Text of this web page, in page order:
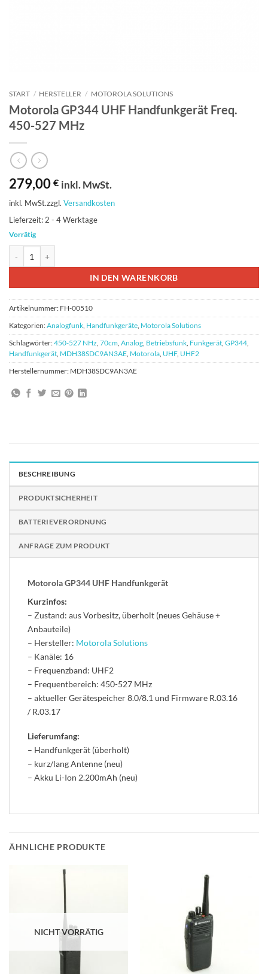
START / HERSTELLER / MOTOROLA SOLUTIONS
Motorola GP344 UHF Handfunkgerät Freq.
450-527 MHz
279,00 € inkl. MwSt.
inkl. MwSt.zzgl. Versandkosten
Lieferzeit: 2 - 4 Werktage
Vorrätig
IN DEN WARENKORB
Artikelnummer: FH-00510
Kategorien:Analogfunk Handfunkgeräte Motorola Solutions
Schlagwörter:450-527 NHz 70cm Analog Betriebsfunk Funkgerät GP344
Handfunkgerät MDH38SDC9AN3AE Motorola UHF, UHF2
Herstellernummer: MDH38SDC9AN3AE
BESCHREIBUNG
PRODUKTSICHERHEIT
BATTERIEVERORDNUNG
ANFRAGE ZUM PRODUKT
Motorola GP344 UHF Handfunkgerät
Kurzinfos:
– Zustand: aus Vorbesitz, überholt (neues Gehäuse +
Anbauteile)
– Hersteller: Motorola Solutions
– Kanäle: 16
– Frequenzband: UHF2
– Frequentbereich: 450-527 MHz
– aktueller Gerätespeicher 8.0/8.1 und Firmware R.03.16
/ R.03.17
Lieferumfang:
– Handfunkgerät (überholt)
– kurz/lang Antenne (neu)
– Akku Li-Ion 2.200mAh (neu)
ÄHNLICHE PRODUKTE
NICHT VORRÄTIG